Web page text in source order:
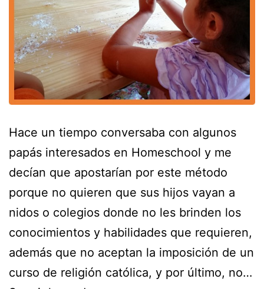
Hace un tiempo conversaba con algunos
papás interesados en Homeschool y me
decían que apostarían por este método
porque no quieren que sus hijos vayan a
nidos o colegios donde no les brinden los
conocimientos y habilidades que requieren,
además que no aceptan la imposición de un
curso de religión católica, y por último, no…